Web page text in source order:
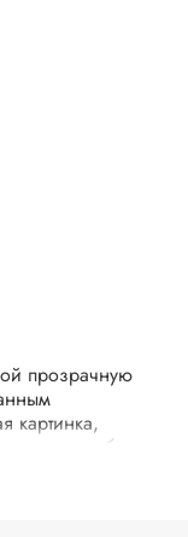
прозрачную
картинка,
приобретет
бумагой